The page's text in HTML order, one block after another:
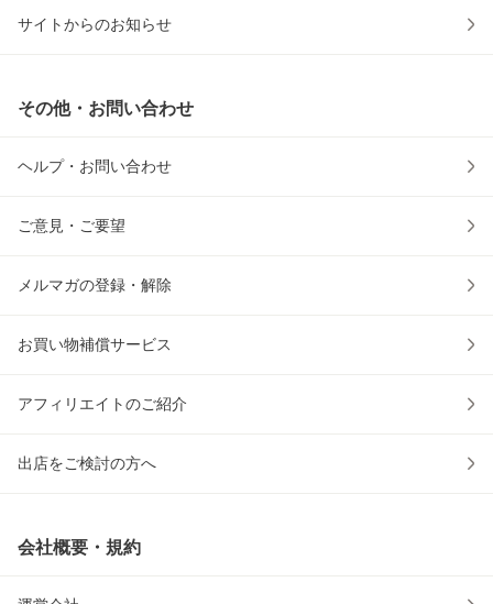
サイトからのお知らせ
その他・お問い合わせ
ヘルプ・お問い合わせ
ご意見・ご要望
メルマガの登録・解除
お買い物補償サービス
アフィリエイトのご紹介
出店をご検討の方へ
会社概要・規約